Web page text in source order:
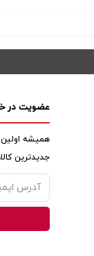
عضویت در
همیشه اولین
جدیدترین